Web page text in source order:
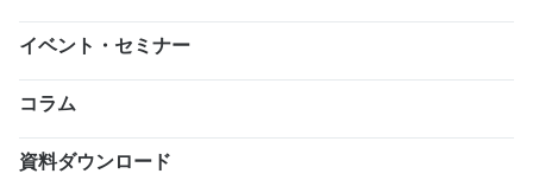
イベント・セミナー
コラム
資料ダウンロード